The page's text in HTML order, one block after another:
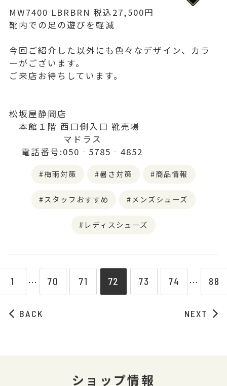
MW7400 LBRBRN 税込27,500円
靴内での足の遊びを軽減
今回ご紹介した以外にも色々なデザイン、カラ
ーがございます。
ご来店お待ちしています。
松坂屋静岡店
本館１階 西口側入口 靴売場
マドラス
電話番号:050‐5785‐4852
梅雨対策 暑さ対策 商品情報
スタッフおすすめ メンズシューズ
レディスシューズ
BACK
1 ⋯ 70 71 72 73 74 ⋯ 88
NEXT
ショップ情報